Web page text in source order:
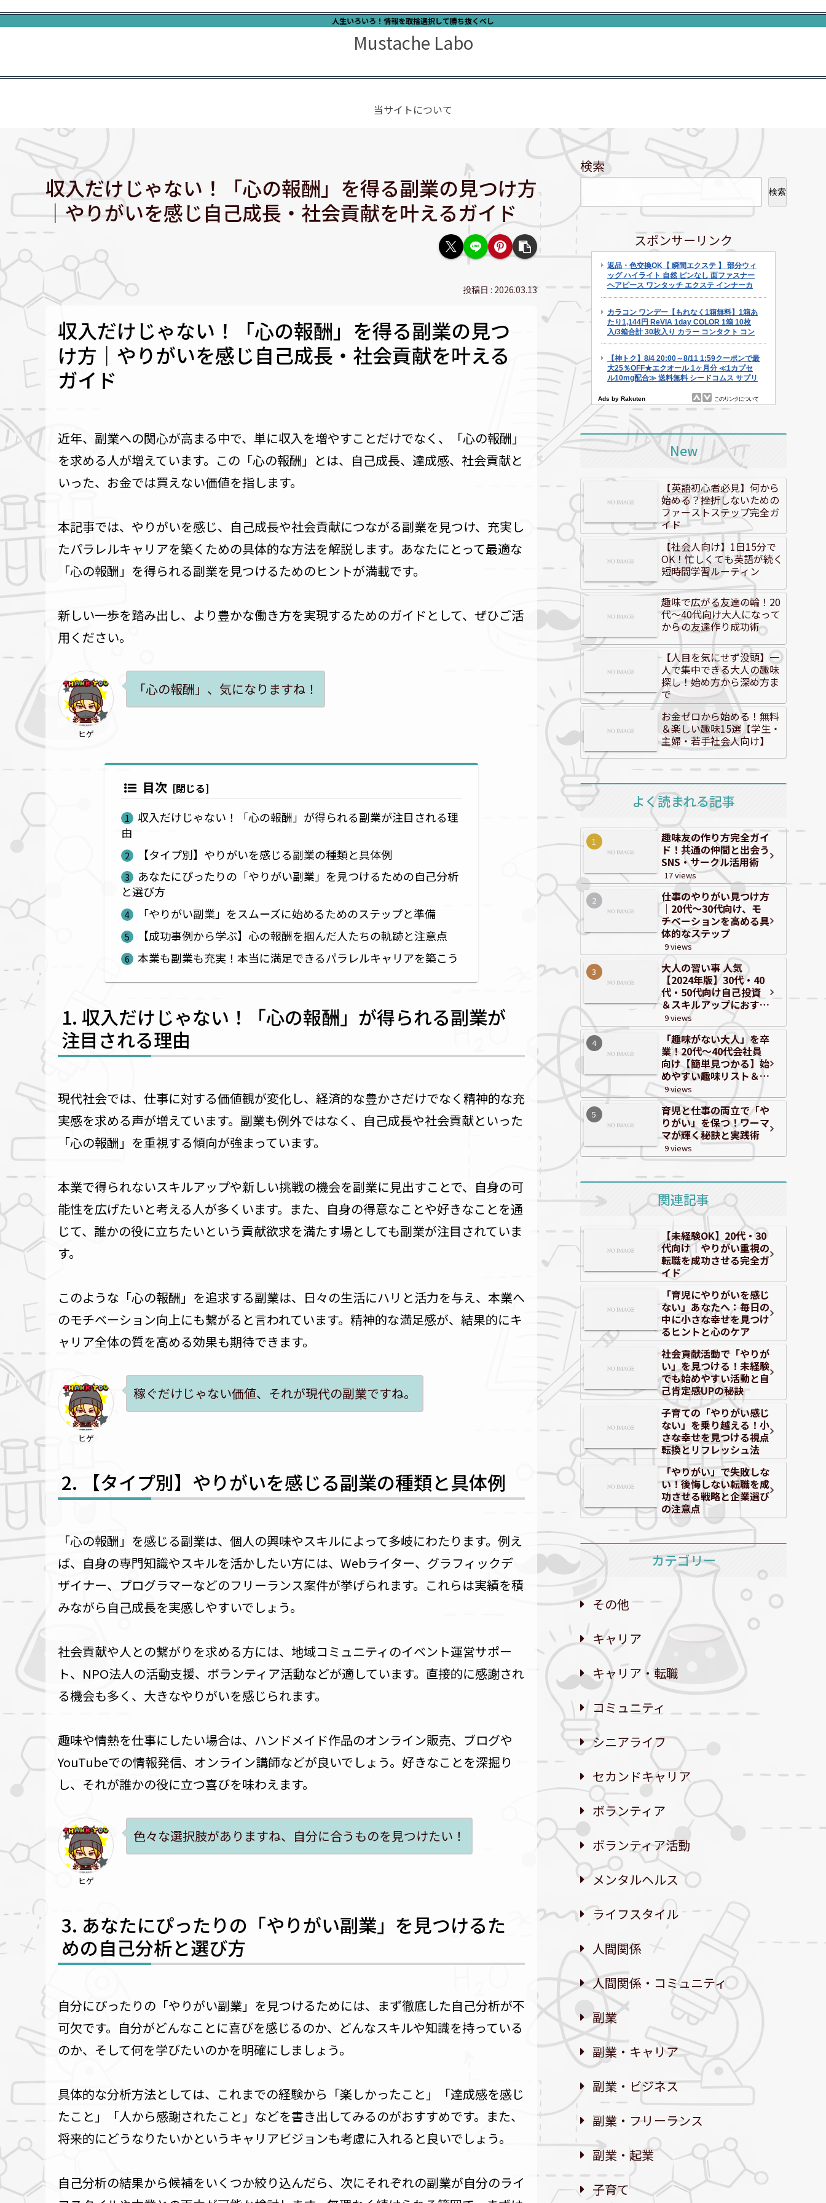
人生いろいろ！情報を取捨選択して勝ち抜くべし
Mustache Labo
当サイトについて
収入だけじゃない！「心の報酬」を得る副業の見つけ方
｜やりがいを感じ自己成長・社会貢献を叶えるガイド
2026.03.13
収入だけじゃない！「心の報酬」を得る副業の見つ
け方｜やりがいを感じ自己成長・社会貢献を叶える
ガイド
近年、副業への関心が高まる中で、単に収入を増やすことだけでなく、「心の報酬」
を求める人が増えています。この「心の報酬」とは、自己成長、達成感、社会貢献と
いった、お金では買えない価値を指します。
本記事では、やりがいを感じ、自己成長や社会貢献につながる副業を見つけ、充実し
たパラレルキャリアを築くための具体的な方法を解説します。あなたにとって最適な
「心の報酬」を得られる副業を見つけるためのヒントが満載です。
新しい一歩を踏み出し、より豊かな働き方を実現するためのガイドとして、ぜひご活
用ください。
ヒゲ
「心の報酬」、気になりますね！
目次
収入だけじゃない！「心の報酬」が得られる副業が注目される理
由
【タイプ別】やりがいを感じる副業の種類と具体例
あなたにぴったりの「やりがい副業」を見つけるための自己分析
と選び方
「やりがい副業」をスムーズに始めるためのステップと準備
【成功事例から学ぶ】心の報酬を掴んだ人たちの軌跡と注意点
本業も副業も充実！本当に満足できるパラレルキャリアを築こう
収入だけじゃない！「心の報酬」が得られる副業が
注目される理由
現代社会では、仕事に対する価値観が変化し、経済的な豊かさだけでなく精神的な充
実感を求める声が増えています。副業も例外ではなく、自己成長や社会貢献といった
「心の報酬」を重視する傾向が強まっています。
本業で得られないスキルアップや新しい挑戦の機会を副業に見出すことで、自身の可
能性を広げたいと考える人が多くいます。また、自身の得意なことや好きなことを通
じて、誰かの役に立ちたいという貢献欲求を満たす場としても副業が注目されていま
す。
このような「心の報酬」を追求する副業は、日々の生活にハリと活力を与え、本業へ
のモチベーション向上にも繋がると言われています。精神的な満足感が、結果的にキ
ャリア全体の質を高める効果も期待できます。
ヒゲ
稼ぐだけじゃない価値、それが現代の副業ですね。
【タイプ別】やりがいを感じる副業の種類と具体例
「心の報酬」を感じる副業は、個人の興味やスキルによって多岐にわたります。例え
ば、自身の専門知識やスキルを活かしたい方には、Webライター、グラフィックデ
ザイナー、プログラマーなどのフリーランス案件が挙げられます。これらは実績を積
みながら自己成長を実感しやすいでしょう。
社会貢献や人との繋がりを求める方には、地域コミュニティのイベント運営サポー
ト、NPO法人の活動支援、ボランティア活動などが適しています。直接的に感謝され
る機会も多く、大きなやりがいを感じられます。
趣味や情熱を仕事にしたい場合は、ハンドメイド作品のオンライン販売、ブログや
YouTubeでの情報発信、オンライン講師などが良いでしょう。好きなことを深掘り
し、それが誰かの役に立つ喜びを味わえます。
ヒゲ
色々な選択肢がありますね、自分に合うものを見つけたい！
あなたにぴったりの「やりがい副業」を見つけるた
めの自己分析と選び方
自分にぴったりの「やりがい副業」を見つけるためには、まず徹底した自己分析が不
可欠です。自分がどんなことに喜びを感じるのか、どんなスキルや知識を持っている
のか、そして何を学びたいのかを明確にしましょう。
具体的な分析方法としては、これまでの経験から「楽しかったこと」「達成感を感じ
たこと」「人から感謝されたこと」などを書き出してみるのがおすすめです。また、
将来的にどうなりたいかというキャリアビジョンも考慮に入れると良いでしょう。
自己分析の結果から候補をいくつか絞り込んだら、次にそれぞれの副業が自分のライ
検索
検索
スポンサーリンク
New
【英語初心者必見】何から
始める？挫折しないための
ファーストステップ完全ガ
イド
【社会人向け】1日15分で
OK！忙しくても英語が続く
短時間学習ルーティン
趣味で広がる友達の輪！20
代～40代向け大人になって
からの友達作り成功術
【人目を気にせず没頭】一
人で集中できる大人の趣味
探し！始め方から深め方ま
で
お金ゼロから始める！無料
＆楽しい趣味15選【学生・
主婦・若手社会人向け】
よく読まれる記事
趣味友の作り方完全ガイ
ド！共通の仲間と出会う
SNS・サークル活用術
17 views
仕事のやりがい見つけ方
｜20代～30代向け、モ
チベーションを高める具
体的なステップ
9 views
大人の習い事 人気
【2024年版】30代・40
代・50代向け自己投資
＆スキルアップにおすす
めジャンルと体験情報
9 views
「趣味がない大人」を卒
業！20代〜40代会社員
向け【簡単見つかる】始
めやすい趣味リスト＆自
己分析
9 views
育児と仕事の両立で「や
りがい」を保つ！ワーマ
マが輝く秘訣と実践術
9 views
関連記事
【未経験OK】20代・30
代向け｜やりがい重視の
転職を成功させる完全ガ
イド
「育児にやりがいを感じ
ない」あなたへ：毎日の
中に小さな幸せを見つけ
るヒントと心のケア
社会貢献活動で「やりが
い」を見つける！未経験
でも始めやすい活動と自
己肯定感UPの秘訣
子育ての「やりがい感じ
ない」を乗り越える！小
さな幸せを見つける視点
転換とリフレッシュ法
「やりがい」で失敗しな
い！後悔しない転職を成
功させる戦略と企業選び
の注意点
カテゴリー
その他
キャリア
キャリア・転職
コミュニティ
シニアライフ
セカンドキャリア
ボランティア
ボランティア活動
メンタルヘルス
ライフスタイル
人間関係
人間関係・コミュニティ
副業
副業・キャリア
副業・ビジネス
副業・フリーランス
副業・起業
子育て